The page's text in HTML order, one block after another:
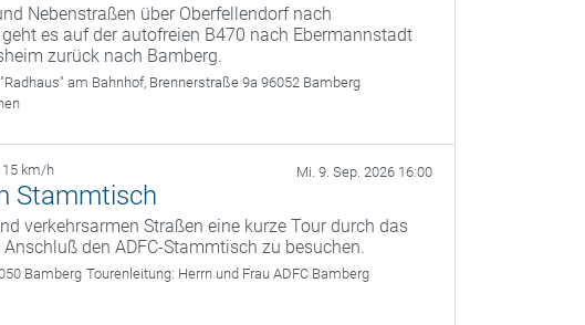
Nebenstraßen über Oberfellendorf nach
es auf der autofreien B470 nach Ebermannstadt
zurück nach Bamberg.
am Bahnhof, Brennerstraße 9a 96052 Bamberg
15 km/h Mi. 9. Sep. 2026 16:00
Stammtisch
verkehrsarmen Straßen eine kurze Tour durch das
den ADFC-Stammtisch zu besuchen.
Bamberg Tourenleitung: Herrn und Frau ADFC Bamberg